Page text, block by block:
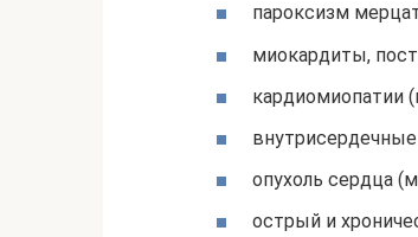
пароксизм
миокардиты,
кардиомиопатии
опухоль сердца
острый и